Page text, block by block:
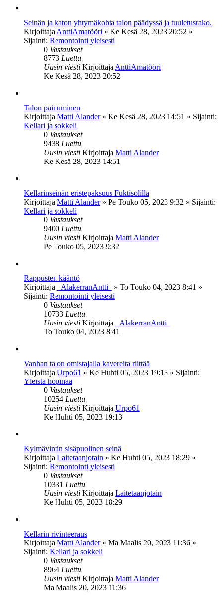
Seinän ja katon yhtymäkohta talon päädyssä ja tuuletusrako.
Kirjoittaja AnttiAmatööri » Ke Kesä 28, 2023 20:52 »
Sijainti: Remontointi yleisesti
0 Vastaukset
8773 Luettu
Uusin viesti Kirjoittaja AnttiAmatööri
Ke Kesä 28, 2023 20:52
Talon painuminen
Kirjoittaja Matti Alander» Ke Kesä 28, 2023 14:51 » Sijainti:
Kellari ja sokkeli
0 Vastaukset
9438 Luettu
Uusin viesti Kirjoittaja Matti Alander
Ke Kesä 28, 2023 14:51
Kellarinseinän eristepaksuus Fuktisolilla
Kirjoittaja Matti Alander» Pe Touko 05, 2023 9:32 » Sijainti:
Kellari ja sokkeli
0 Vastaukset
9400 Luettu
Uusin viesti Kirjoittaja Matti Alander
Pe Touko 05, 2023 9:32
Rappusten kääntö
Kirjoittaja
_AlakerranAntti_ » To Touko 04, 2023 8:41 »
Sijainti: Remontointi yleisesti
0 Vastaukset
10733 Luettu
Uusin viesti Kirjoittaja
_AlakerranAntti_
To Touko 04, 2023 8:41
Vanhan talon omistajalla kavereita riittää
Kirjoittaja Urpo61 » Ke Huhti 05, 2023 19:13 » Sijainti:
Yleistä höpinää
0 Vastaukset
10254 Luettu
Uusin viesti Kirjoittaja Urpo61
Ke Huhti 05, 2023 19:13
Kylmävintin sisäpuolinen seinä
Kirjoittaja Laitetaanjotain » Ke Huhti 05, 2023 18:29 »
Sijainti: Remontointi yleisesti
0 Vastaukset
10331 Luettu
Uusin viesti Kirjoittaja Laitetaanjotain
Ke Huhti 05, 2023 18:29
Kellarin rivinteeraus
Kirjoittaja Matti Alander» Ma Maalis 20, 2023 11:36 »
Sijainti: Kellari ja sokkeli
0 Vastaukset
8964 Luettu
Uusin viesti Kirjoittaja Matti Alander
Ma Maalis 20, 2023 11:36